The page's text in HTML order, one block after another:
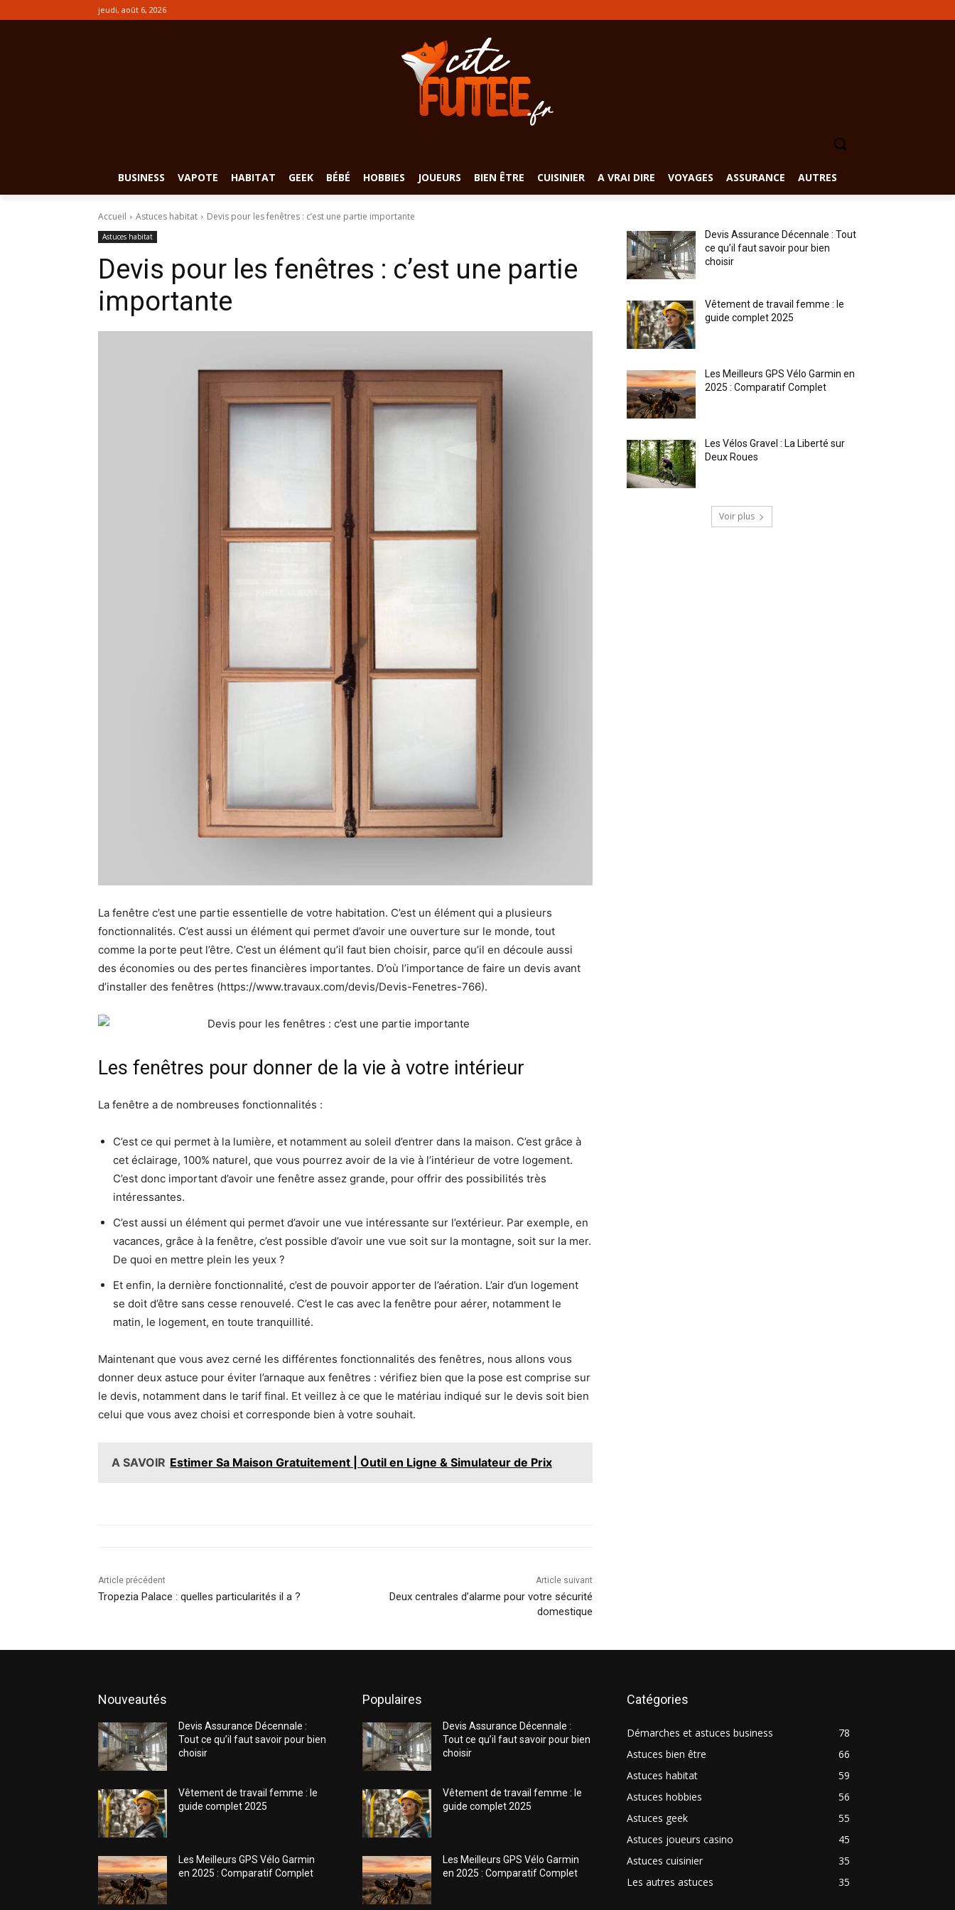
jeudi, août 6, 2026
BUSINESS VAPOTE HABITAT GEEK BÉBÉ HOBBIES JOUEURS BIEN ÊTRE CUISINIER A VRAI DIRE VOYAGES ASSURANCE AUTRES
Accueil Astuces habitat Devis pour les fenêtres : c’est une partie importante
Astuces habitat
Devis pour les fenêtres : c’est une partie
importante
La fenêtre c’est une partie essentielle de votre habitation. C’est un élément qui a plusieurs
fonctionnalités. C’est aussi un élément qui permet d’avoir une ouverture sur le monde, tout
comme la porte peut l’être. C’est un élément qu’il faut bien choisir, parce qu’il en découle aussi
des économies ou des pertes financières importantes. D’où l’importance de faire un devis avant
d’installer des fenêtres (https://www.travaux.com/devis/Devis-Fenetres-766).
Les fenêtres pour donner de la vie à votre intérieur
La fenêtre a de nombreuses fonctionnalités :
C’est ce qui permet à la lumière, et notamment au soleil d’entrer dans la maison. C’est grâce à
cet éclairage, 100% naturel, que vous pourrez avoir de la vie à l’intérieur de votre logement.
C’est donc important d’avoir une fenêtre assez grande, pour offrir des possibilités très
intéressantes.
C’est aussi un élément qui permet d’avoir une vue intéressante sur l’extérieur. Par exemple, en
vacances, grâce à la fenêtre, c’est possible d’avoir une vue soit sur la montagne, soit sur la mer.
De quoi en mettre plein les yeux ?
Et enfin, la dernière fonctionnalité, c’est de pouvoir apporter de l’aération. L’air d’un logement
se doit d’être sans cesse renouvelé. C’est le cas avec la fenêtre pour aérer, notamment le
matin, le logement, en toute tranquillité.
Maintenant que vous avez cerné les différentes fonctionnalités des fenêtres, nous allons vous
donner deux astuce pour éviter l’arnaque aux fenêtres : vérifiez bien que la pose est comprise sur
le devis, notamment dans le tarif final. Et veillez à ce que le matériau indiqué sur le devis soit bien
celui que vous avez choisi et corresponde bien à votre souhait.
A SAVOIR Estimer Sa Maison Gratuitement | Outil en Ligne & Simulateur de Prix
Article précédent
Tropezia Palace : quelles particularités il a ?
Article suivant
Deux centrales d’alarme pour votre sécurité
domestique
Devis Assurance Décennale : Tout
ce qu’il faut savoir pour bien
choisir
Vêtement de travail femme : le
guide complet 2025
Les Meilleurs GPS Vélo Garmin en
2025 : Comparatif Complet
Les Vélos Gravel : La Liberté sur
Deux Roues
Voir plus
Nouveautés
Devis Assurance Décennale :
Tout ce qu’il faut savoir pour bien
choisir
Vêtement de travail femme : le
guide complet 2025
Les Meilleurs GPS Vélo Garmin
en 2025 : Comparatif Complet
Populaires
Devis Assurance Décennale :
Tout ce qu’il faut savoir pour bien
choisir
Vêtement de travail femme : le
guide complet 2025
Les Meilleurs GPS Vélo Garmin
en 2025 : Comparatif Complet
Catégories
Démarches et astuces business
78
Astuces bien être
66
Astuces habitat
59
Astuces hobbies
56
Astuces geek
55
Astuces joueurs casino
45
Astuces cuisinier
35
Les autres astuces
35